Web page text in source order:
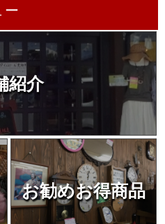
ー
紹介
お勧めお得商品